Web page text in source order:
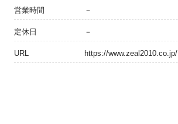
営業時間 －
定休日 －
URL https://www.zeal2010.co.jp/